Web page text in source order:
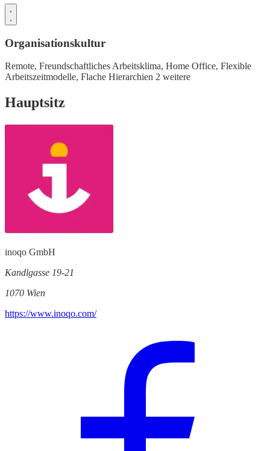
Organisationskultur
Remote, Freundschaftliches Arbeitsklima, Home Office, Flexible
Arbeitszeitmodelle, Flache Hierarchien 2 weitere
Hauptsitz
inoqo GmbH
Kandlgasse 19-21
1070 Wien
https://www.inoqo.com/